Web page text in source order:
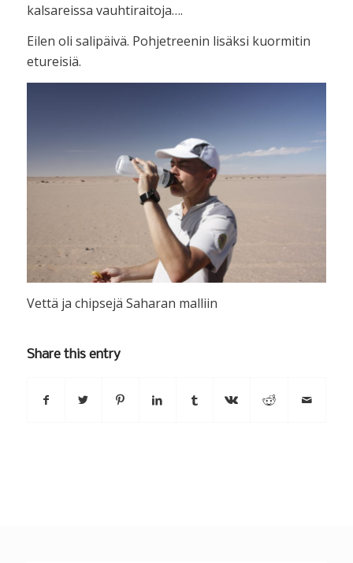
kalsareissa vauhtiraitoja….
Eilen oli salipäivä. Pohjetreenin lisäksi kuormitin
etureisiä.
Vettä ja chipsejä Saharan malliin
Share this entry